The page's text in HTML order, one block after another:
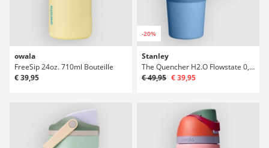
owala
FreeSip 24oz. 710ml Bouteille
€ 39,95
-20%
Stanley
The Quencher H2.O Flowstate 0,89l Bouteille
€ 49,95 € 39,95